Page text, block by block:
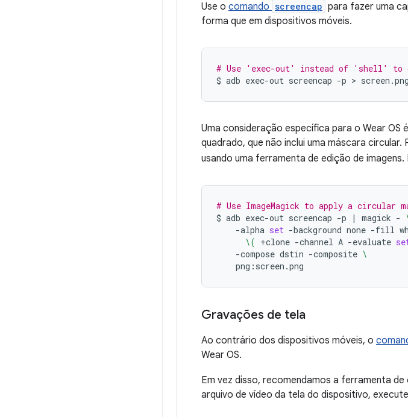
Use o comando screencap para fazer uma
forma que em dispositivos móveis.
# Use 'exec-out' instead of 'shell' to
$ adb exec-out screencap -p >
Uma consideração específica para o Wear
quadrado, que não inclui uma máscara
usando uma ferramenta de edição de imagens.
# Use ImageMagick to apply a circular
$ adb exec-out screencap -p | magick -
-alpha set -background none -fill
\( +clone -channel A -evaluate
-compose dstin -composite \
Gravações de tela
Ao contrário dos dispositivos móveis, o
Wear OS.
Em vez disso, recomendamos a ferramenta
arquivo de vídeo da tela do dispositivo,